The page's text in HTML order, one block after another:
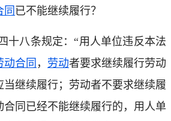
同 已不能继续履行？
十八条规定：“用人单位违反本法
动合同 ， 劳动者要求继续履行劳动
当继续履行；劳动者不要求继续履
同已经不能继续履行的，用人单